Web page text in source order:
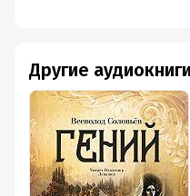
Другие